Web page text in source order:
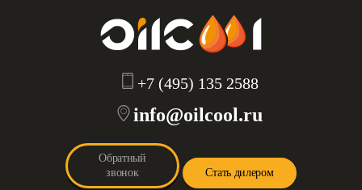
+7 (495) 135 2588
info@oilcool.ru
Обратный
звонок
Стать дилером